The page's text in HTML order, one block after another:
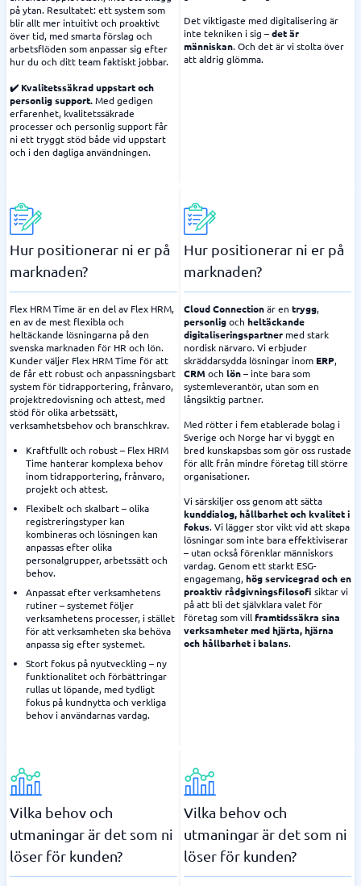
på ytan. Resultatet: ett system som
blir allt mer intuitivt och proaktivt
över tid, med smarta förslag och
arbetsflöden som anpassar sig efter
hur du och ditt team faktiskt jobbar.
✔️ Kvalitetssäkrad uppstart och
personlig support.Med gedigen
erfarenhet, kvalitetssäkrade
processer och personlig support får
ni ett tryggt stöd både vid uppstart
och i den dagliga användningen.
Det viktigaste med digitalisering är
inte tekniken i sig –det är
människan. Och det är vi stolta över
att aldrig glömma.
Hur positionerar ni er på
marknaden?
Flex HRM Time är en del av Flex HRM,
en av de mest flexibla och
heltäckande lösningarna på den
svenska marknaden för HR och lön.
Kunder väljer Flex HRM Time för att
de får ett robust och anpassningsbart
system för tidrapportering, frånvaro,
projektredovisning och attest, med
stöd för olika arbetssätt,
verksamhetsbehov och branschkrav.
Kraftfullt och robust – Flex HRM
Time hanterar komplexa behov
inom tidrapportering, frånvaro,
projekt och attest.
Flexibelt och skalbart – olika
registreringstyper kan
kombineras och lösningen kan
anpassas efter olika
personalgrupper, arbetssätt och
behov.
Anpassat efter verksamhetens
rutiner – systemet följer
verksamhetens processer, i stället
för att verksamheten ska behöva
anpassa sig efter systemet.
Stort fokus på nyutveckling – ny
funktionalitet och förbättringar
rullas ut löpande, med tydligt
fokus på kundnytta och verkliga
behov i användarnas vardag.
Hur positionerar ni er på
marknaden?
Cloud Connectionär en trygg,
personligoch heltäckande
digitaliseringspartner med stark
nordisk närvaro. Vi erbjuder
skräddarsydda lösningar inom ERP,
CRM och lön– inte bara som
systemleverantör, utan som en
långsiktig partner.
Med rötter i fem etablerade bolag i
Sverige och Norge har vi byggt en
bred kunskapsbas som gör oss rustade
för allt från mindre företag till större
organisationer.
Vi särskiljer oss genom att sätta
kunddialog, hållbarhet och kvalitet i
fokus. Vi lägger stor vikt vid att skapa
lösningar som inte bara effektiviserar
– utan också förenklar människors
vardag. Genom ett starkt ESG-
engagemang,hög servicegrad och en
proaktiv rådgivningsfilosofi siktar vi
på att bli det självklara valet för
företag som villframtidssäkra sina
verksamheter med hjärta, hjärna
och hållbarhet i balans.
Vilka behov och
utmaningar är det som ni
löser för kunden?
Vilka behov och
utmaningar är det som ni
löser för kunden?